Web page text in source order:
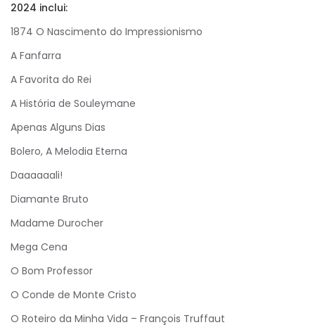
2024 inclui:
1874 O Nascimento do Impressionismo
A Fanfarra
A Favorita do Rei
A História de Souleymane
Apenas Alguns Dias
Bolero, A Melodia Eterna
Daaaaaali!
Diamante Bruto
Madame Durocher
Mega Cena
O Bom Professor
O Conde de Monte Cristo
O Roteiro da Minha Vida – François Truffaut